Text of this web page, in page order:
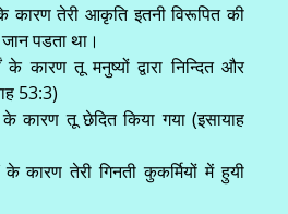
कारण तेरी आकृति इतनी विरूपित की
पडता था।
कारण तू मनुष्यों द्वारा निन्दित और
53:3)
कारण तू छेदित किया गया (इसायाह
कारण तेरी गिनती कुकर्मियों में हुयी